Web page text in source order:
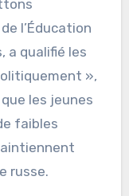
l’Éducation
a qualifié les
»,
les jeunes
faibles
russe.